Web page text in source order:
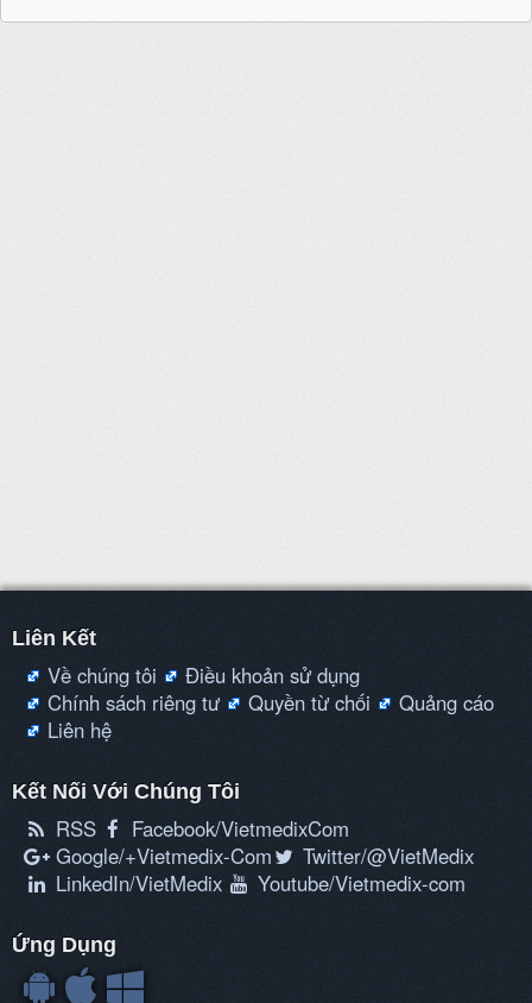
Liên Kết
Về chúng tôi
Điều khoản sử dụng
Chính sách riêng tư
Quyền từ chối
Quảng cáo
Liên hệ
Kết Nối Với Chúng Tôi
RSS
Facebook/VietmedixCom
Google/+Vietmedix-Com
Twitter/@VietMedix
LinkedIn/VietMedix
Youtube/Vietmedix-com
Ứng Dụng